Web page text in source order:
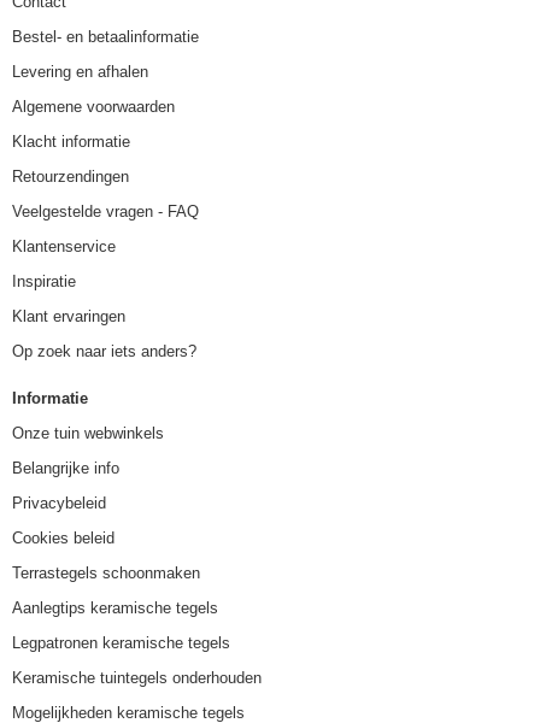
Bestel- en betaalinformatie
Levering en afhalen
Algemene voorwaarden
Klacht informatie
Retourzendingen
Veelgestelde vragen - FAQ
Klantenservice
Inspiratie
Klant ervaringen
Op zoek naar iets anders?
Informatie
Onze tuin webwinkels
Belangrijke info
Privacybeleid
Cookies beleid
Terrastegels schoonmaken
Aanlegtips keramische tegels
Legpatronen keramische tegels
Keramische tuintegels onderhouden
Mogelijkheden keramische tegels